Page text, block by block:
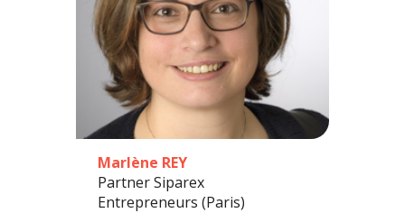
Marlène REY
Partner Siparex
Entrepreneurs (Paris)